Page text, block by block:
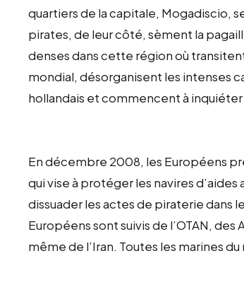
quartiers de la capitale, Mogadiscio,
pirates, de leur côté, sèment la
denses dans cette région où
mondial, désorganisent les intenses
hollandais et commencent à
En décembre 2008, les Européens
qui vise à protéger les navires
dissuader les actes de piraterie dans
Européens sont suivis de l’OTAN,
même de l’Iran. Toutes les marines